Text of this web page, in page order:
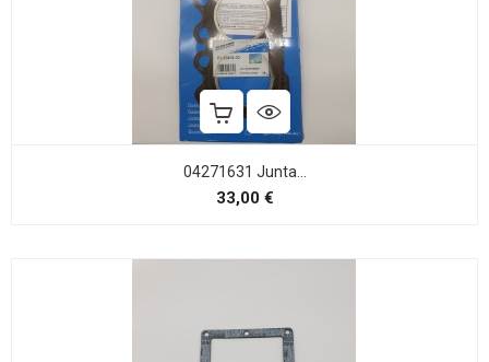
04271631 Junta...
33,00 €Precio